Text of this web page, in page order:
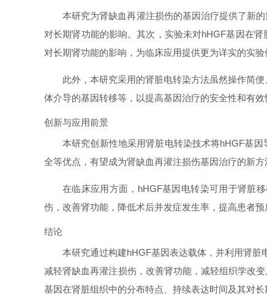
本研究为肾缺血再灌注损伤的基因治疗提供了新
对长期肾功能的影响。其次，实验未对hHGF基因在
对长期肾功能的影响，为临床应用提供更为详实的实验
此外，本研究采用的肾脏电转染方法虽然操作简
体介导的基因转移等，以提高基因治疗的安全性和有效
创新与应用前景
本研究创新性地采用肾脏电转染技术将hHGF基
全等优点，有望成为肾缺血再灌注损伤基因治疗的新方
在临床应用方面，hHGF基因电转染可用于肾脏
伤，改善肾功能，降低术后并发症发生率，提高患者
结论
本研究通过构建hHGF基因表达载体，并利用肾
减轻肾缺血再灌注损伤，改善肾功能，减轻组织学改
基因在肾脏组织中的分布特点、持续表达时间及其对